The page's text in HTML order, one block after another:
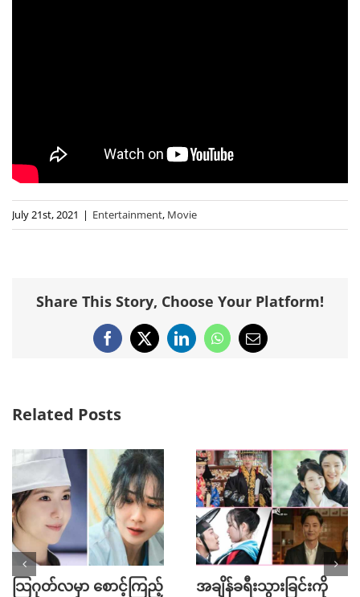
July 21st, 2021 | Entertainment, Movie
Share This Story, Choose Your Platform!
Facebook
X LinkedInWhatsApp
Email
Related Posts
သြဂုတ်လမှာ စောင့်ကြည့်
အချိန်ခရီးသွားခြင်းကို